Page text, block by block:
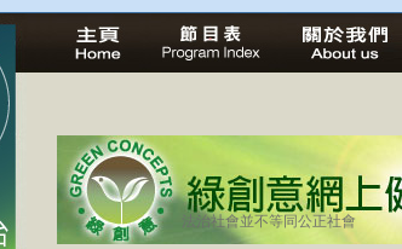
法治社會並不等同公正社會